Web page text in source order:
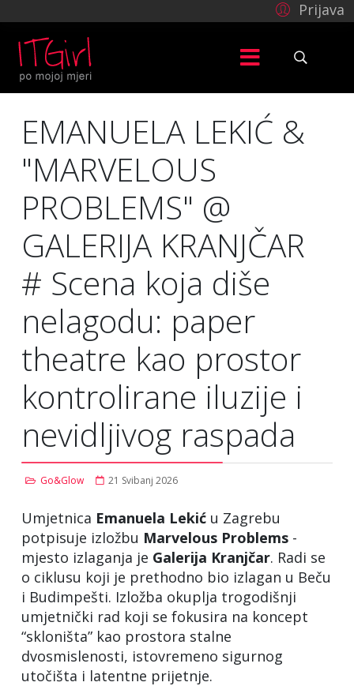
Prijava
EMANUELA LEKIĆ &
"MARVELOUS
PROBLEMS" @
GALERIJA KRANJČAR
# Scena koja diše
nelagodu: paper
theatre kao prostor
kontrolirane iluzije i
nevidljivog raspada
Go&Glow 21 Svibanj 2026
Umjetnica Emanuela Lekić u Zagrebu
potpisuje izložbu Marvelous Problems -
mjesto izlaganja je Galerija Kranjčar. Radi se
o ciklusu koji je prethodno bio izlagan u Beču
i Budimpešti. Izložba okuplja trogodišnji
umjetnički rad koji se fokusira na koncept
“skloništa” kao prostora stalne
dvosmislenosti, istovremeno sigurnog
utočišta i latentne prijetnje.